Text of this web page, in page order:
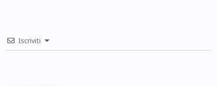
Iscriviti